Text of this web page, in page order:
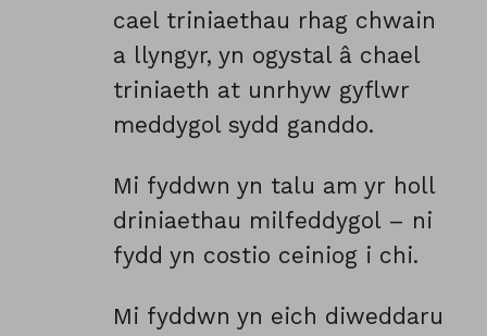
cael triniaethau rhag chwain
a llyngyr, yn ogystal â chael
triniaeth at unrhyw gyflwr
meddygol sydd ganddo.
Mi fyddwn yn talu am yr holl
driniaethau milfeddygol – ni
fydd yn costio ceiniog i chi.
Mi fyddwn yn eich diweddaru